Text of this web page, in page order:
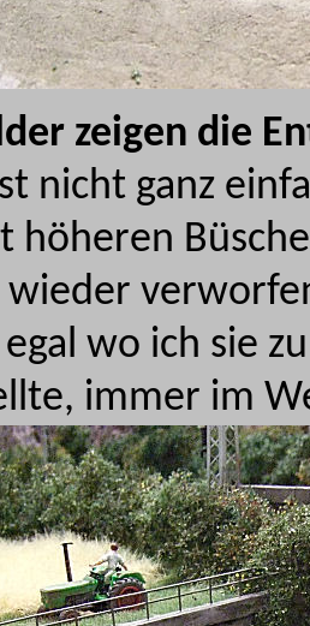
zeigen die
nicht ganz
höheren
wo ich sie
immer im